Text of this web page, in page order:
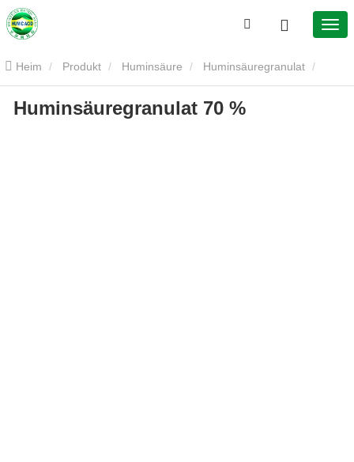
Heim Produkt Huminsäure Huminsäuregranulat
Huminsäuregranulat 70 %
Huminsäuregranulat 70 %